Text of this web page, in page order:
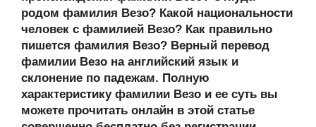
ss
ni
ki
o
k
n
al
p
p
m
и
ть
родом фамилия Везо? Какой национальности
человек с фамилией Везо? Как правильно
пишется фамилия Везо? Верный перевод
фамилии Везо на английский язык и
склонение по падежам. Полную
характеристику фамилии Везо и ее суть вы
можете прочитать онлайн в этой статье